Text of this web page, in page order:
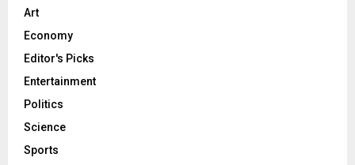
Art
Economy
Editor's Picks
Entertainment
Politics
Science
Sports